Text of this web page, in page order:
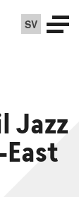
SV
Jazz